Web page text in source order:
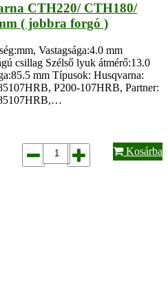
CTH220/ CTH180/
( jobbra forgó )
Vastagsága:4.0 mm
csillag Szélső lyuk átmérő:13.0
mm Típusok: Husqvarna:
P200-107HRB, Partner:
Kosárba